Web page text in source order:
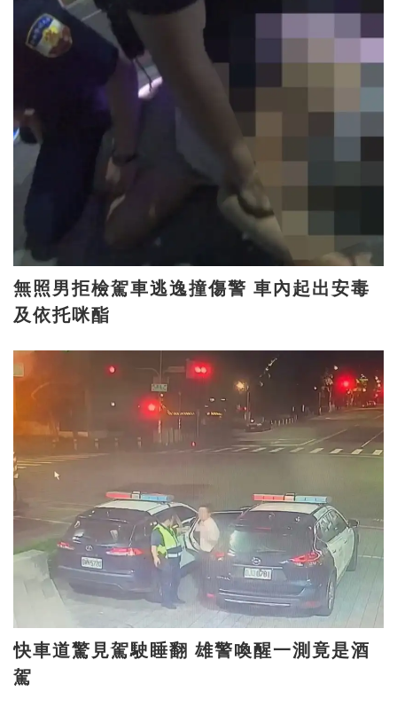
無照男拒檢駕車逃逸撞傷警 車內起出安毒
及依托咪酯
快車道驚見駕駛睡翻 雄警喚醒一測竟是酒
駕